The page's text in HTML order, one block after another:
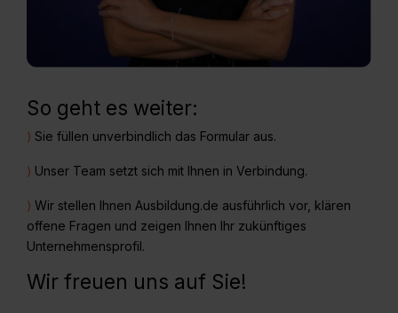
So geht es weiter:
⟩ Sie füllen unverbindlich das Formular aus.
⟩ Unser Team setzt sich mit Ihnen in Verbindung.
⟩ Wir stellen Ihnen Ausbildung.de ausführlich vor, klären
offene Fragen und zeigen Ihnen Ihr zukünftiges
Unternehmensprofil.
Wir freuen uns auf Sie!